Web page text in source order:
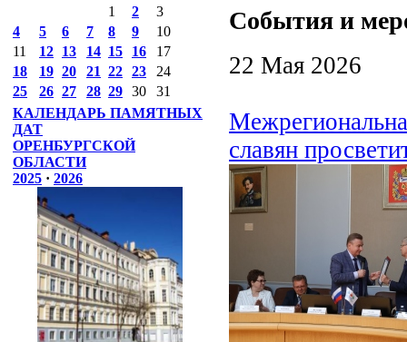
1
2
3
4
5 6 7 8 9
10
11
12 13 14 15 16
17
18
19 20 21 22 23
24
25
26 27 28 29 30
31
КАЛЕНДАРЬ ПАМЯТНЫХ
ДАТ
ОРЕНБУРГСКОЙ
ОБЛАСТИ
2025 · 2026
События и
22 Мая 2026
славян